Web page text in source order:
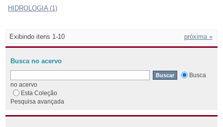
HIDROLOGIA (1)
Exibindo itens 1-10 próxima »
Busca no acervo
Busca
no acervo
Esta Coleção
Pesquisa avançada